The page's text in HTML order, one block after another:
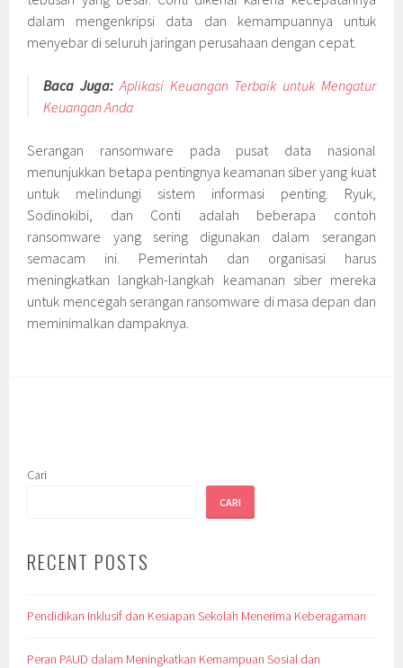
dalam mengenkripsi data dan kemampuannya untuk
menyebar di seluruh jaringan perusahaan dengan cepat.
Baca Juga: Aplikasi Keuangan Terbaik untuk Mengatur
Keuangan Anda
Serangan ransomware pada pusat data nasional
menunjukkan betapa pentingnya keamanan siber yang kuat
untuk melindungi sistem informasi penting. Ryuk,
Sodinokibi, dan Conti adalah beberapa contoh
ransomware yang sering digunakan dalam serangan
semacam ini. Pemerintah dan organisasi harus
meningkatkan langkah-langkah keamanan siber mereka
untuk mencegah serangan ransomware di masa depan dan
meminimalkan dampaknya.
Cari
CARI
RECENT POSTS
Pendidikan Inklusif dan Kesiapan Sekolah Menerima Keberagaman
Peran PAUD dalam Meningkatkan Kemampuan Sosial dan